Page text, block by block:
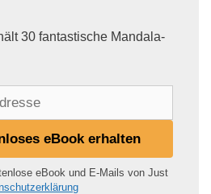
30 fantastische Mandala-
eBook erhalten
eBook und E-Mails von Just